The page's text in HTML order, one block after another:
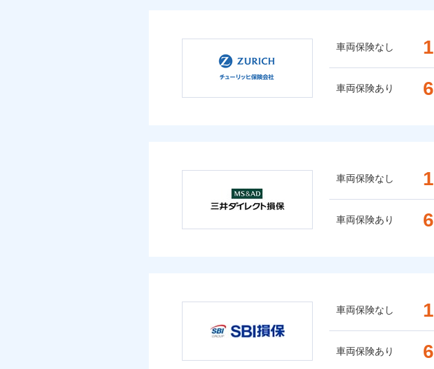
車両保険なし
車両保険あり
車両保険なし
車両保険あり
車両保険なし
車両保険あり